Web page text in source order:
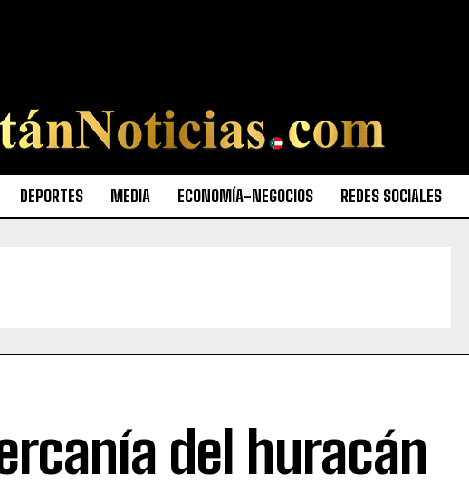
DEPORTES MEDIA ECONOMÍA-NEGOCIOS REDES SOCIALES
del huracán